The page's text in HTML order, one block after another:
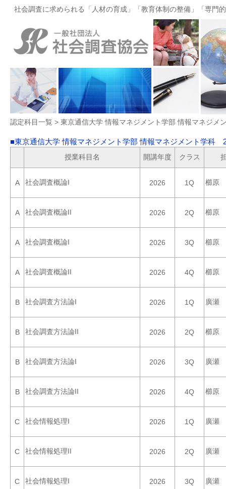
社会調査に求められる「人材の育成」「教育体制の整備」「専門
認定科目一覧 > 東京通信大学 情報マネジメント学部 情報マネジメ
■東京通信大学 情報マネジメント学部 情報マネジメント学科
授業科目名 開講年度 クラス
A 社会調査概論I 2026 1Q 櫛原
A 社会調査概論II 2026 2Q 櫛原
A 社会調査概論I 2026 3Q 櫛原
A 社会調査概論II 2026 4Q 櫛原
B 社会調査方法論I 2026 1Q 廣瀬
B 社会調査方法論II 2026 2Q 櫛原
B 社会調査方法論I 2026 3Q 廣瀬
B 社会調査方法論II 2026 4Q 櫛原
C 社会情報処理I 2026 1Q 廣瀬
C 社会情報処理II 2026 2Q 廣瀬
C 社会情報処理I 2026 3Q 廣瀬